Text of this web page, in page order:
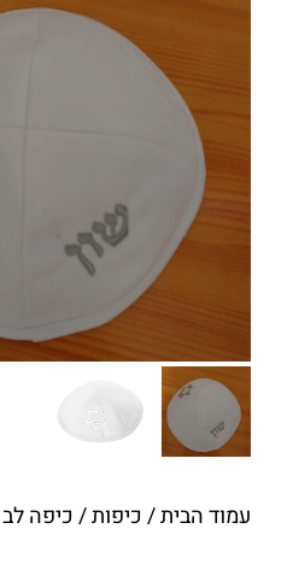
עמוד הבית/כיפות/ כיפה